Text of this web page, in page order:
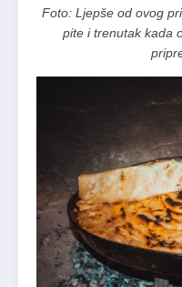
Foto: Ljepše od ovog
pite i trenutak kada